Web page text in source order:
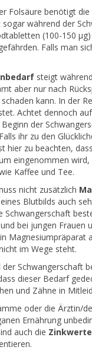
Folsäure benötigt
sogar während der
(100-150
Falls man
steigt
aber nur nach
kann. In der
Achtet dennoch
der
ihr zu den
hier zu beachten,
eingenommen
Kaffee und Tee.
nicht zusätzlich
Blutbilds auch
Schwangerschaft
bei jungen Frauen
Magnesiumpräparat
im Wege steht.
der Schwangerschaft
dieser Bedarf
und Zähne in
oder die Ärztin/
Ernährung
auch die Zinkwerte